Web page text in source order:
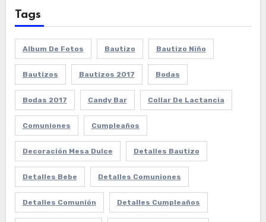
Tags
Album De Fotos Bautizo Bautizo Niño
Bautizos Bautizos 2017 Bodas
Bodas 2017 Candy Bar Collar De Lactancia
Comuniones Cumpleaños
Decoración Mesa Dulce Detalles Bautizo
Detalles Bebe Detalles Comuniones
Detalles Comunión Detalles Cumpleaños